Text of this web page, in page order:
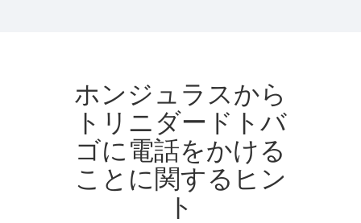
ホンジュラスから
トリニダードトバ
ゴに電話をかける
ことに関するヒン
ト